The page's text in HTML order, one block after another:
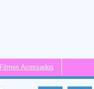
Filmes Acessados